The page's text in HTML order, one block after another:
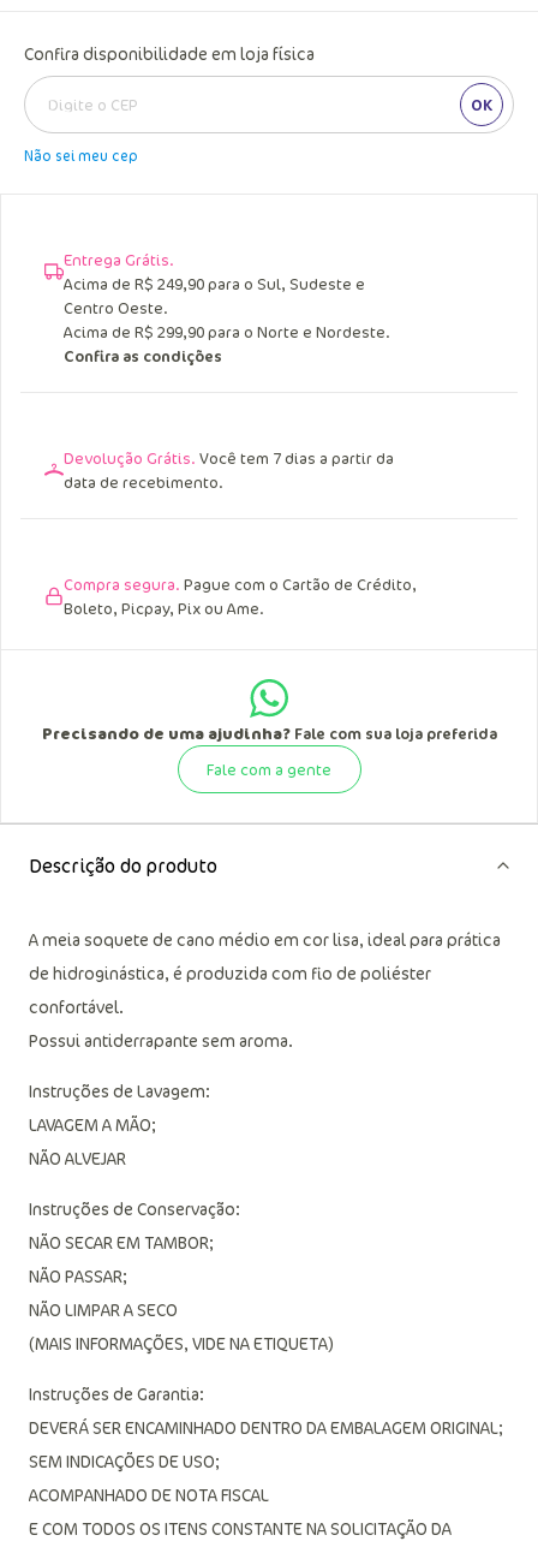
Confira disponibilidade em loja física
OK
Não sei meu cep
Entrega Grátis.
Acima de R$ 249,90 para o Sul, Sudeste e
Centro Oeste.
Acima de R$ 299,90 para o Norte e Nordeste.
Confira as condições
Devolução Grátis. Você tem 7 dias a partir da
data de recebimento.
Compra segura. Pague com o Cartão de Crédito,
Boleto, Picpay, Pix ou Ame.
Precisando de uma ajudinha?Fale com sua loja preferida
Fale com a gente
Descrição do produto
A meia soquete de cano médio em cor lisa, ideal para prática
de hidroginástica, é produzida com fio de poliéster
confortável.
Possui antiderrapante sem aroma.
Instruções de Lavagem:
LAVAGEM A MÃO;
NÃO ALVEJAR
Instruções de Conservação:
NÃO SECAR EM TAMBOR;
NÃO PASSAR;
NÃO LIMPAR A SECO
(MAIS INFORMAÇÕES, VIDE NA ETIQUETA)
Instruções de Garantia:
DEVERÁ SER ENCAMINHADO DENTRO DA EMBALAGEM ORIGINAL;
SEM INDICAÇÕES DE USO;
ACOMPANHADO DE NOTA FISCAL
E COM TODOS OS ITENS CONSTANTE NA SOLICITAÇÃO DA